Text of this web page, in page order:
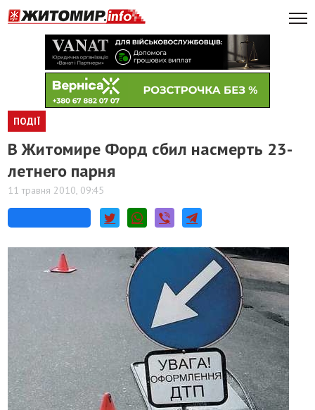
ПОДІЇ
В Житомире Форд сбил насмерть 23-
летнего парня
11 травня 2010, 09:45